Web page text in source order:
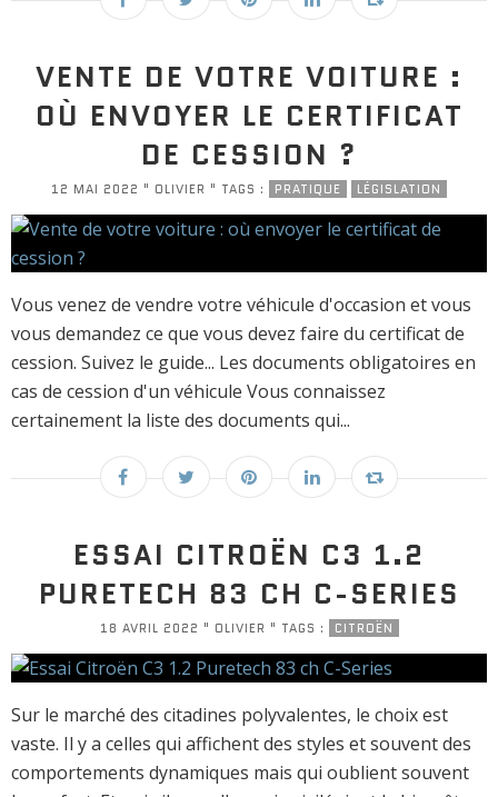
VENTE DE VOTRE VOITURE :
OÙ ENVOYER LE CERTIFICAT
DE CESSION ?
12 MAI 2022 " OLIVIER " TAGS : PRATIQUE LÉGISLATION
Vous venez de vendre votre véhicule d'occasion et vous
vous demandez ce que vous devez faire du certificat de
cession. Suivez le guide... Les documents obligatoires en
cas de cession d'un véhicule Vous connaissez
certainement la liste des documents qui...
ESSAI CITROËN C3 1.2
PURETECH 83 CH C-SERIES
18 AVRIL 2022 " OLIVIER " TAGS : CITROËN
Sur le marché des citadines polyvalentes, le choix est
vaste. Il y a celles qui affichent des styles et souvent des
comportements dynamiques mais qui oublient souvent